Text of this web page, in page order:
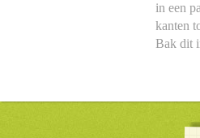
in een
kanten
Bak dit